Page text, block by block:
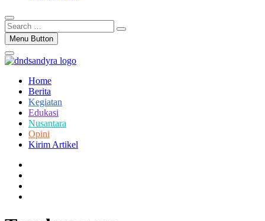
Search
…Menu Button
Home
Berita
Kegiatan
Edukasi
Nusantara
Opini
Kirim Artikel